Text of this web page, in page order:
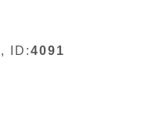
, ID:4091